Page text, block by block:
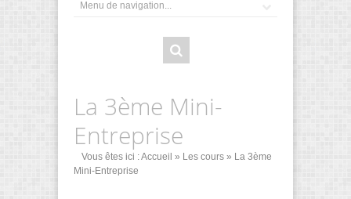
La 3ème Mini-
Entreprise
Vous êtes ici :Accueil » Les cours » La 3ème
Mini-Entreprise